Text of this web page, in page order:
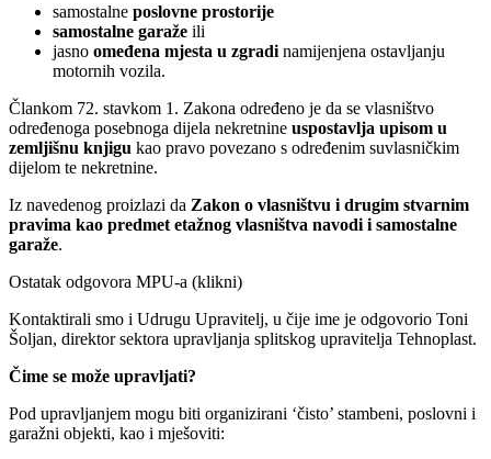
samostalne poslovne prostorije
samostalne garaže ili
jasno omeđena mjesta u zgradi namijenjena ostavljanju
motornih vozila.
Člankom 72. stavkom 1. Zakona određeno je da se vlasništvo
određenoga posebnoga dijela nekretnine uspostavlja upisom u
zemljišnu knjigu kao pravo povezano s određenim suvlasničkim
dijelom te nekretnine.
Iz navedenog proizlazi da Zakon o vlasništvu i drugim stvarnim
pravima kao predmet etažnog vlasništva navodi i samostalne
garaže.
Ostatak odgovora MPU-a (klikni)
Kontaktirali smo i Udrugu Upravitelj, u čije ime je odgovorio Toni
Šoljan, direktor sektora upravljanja splitskog upravitelja Tehnoplast.
Čime se može upravljati?
Pod upravljanjem mogu biti organizirani ‘čisto’ stambeni, poslovni i
garažni objekti, kao i mješoviti: